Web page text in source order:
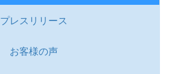
プレスリリース
お客様の声